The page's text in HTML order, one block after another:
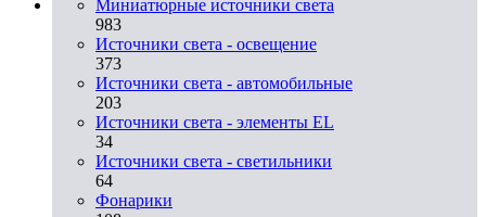
Миниатюрные источники света
983
Источники света - освещение
373
Источники света - автомобильные
203
Источники света - элементы EL
34
Источники света - светильники
64
Фонарики